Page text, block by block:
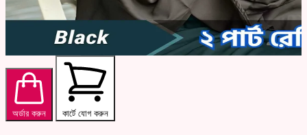
অর্ডার করুন কার্টে যোগ করুন